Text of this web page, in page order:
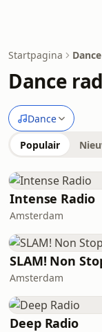
Startpagina Dance
Dance
Dance
Populair
Intense Radio
Amsterdam
SLAM! Non
Amsterdam
Deep Radio